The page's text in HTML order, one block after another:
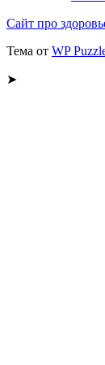
Сайт про
Тема от WP
➤